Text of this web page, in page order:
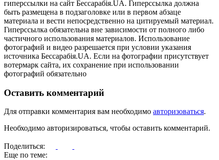
гиперссылки на сайт Бессарабія.UA. Гиперссылка должна
быть размещена в подзаголовке или в первом абзаце
материала и вести непосредственно на цитируемый материал.
Гиперссылка обязательна вне зависимости от полного либо
частичного использования материалов. Использование
фотографий и видео разрешается при условии указания
источника Бессарабія.UA. Если на фотографии присутствует
вотермарк сайта, их сохранение при использовании
фотографий обязательно
Оставить комментарий
Для отправки комментария вам необходимо авторизоваться.
Необходимо авторизироваться, чтобы оставить комментарий.
Поделиться:
Еще по теме: